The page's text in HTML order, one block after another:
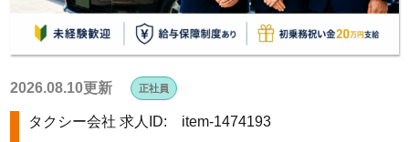
2026.08.10更新 正社員
タクシー会社 求人ID: item-1474193
o